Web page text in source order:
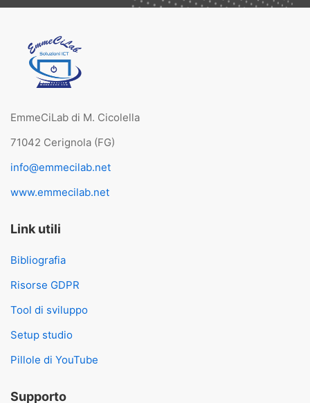
EmmeCiLab di M. Cicolella
71042 Cerignola (FG)
info@emmecilab.net
www.emmecilab.net
Link utili
Bibliografia
Risorse GDPR
Tool di sviluppo
Setup studio
Pillole di YouTube
Supporto